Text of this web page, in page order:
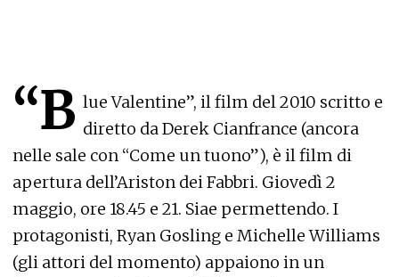
“B lue Valentine”, il film del 2010 scritto e
diretto da Derek Cianfrance (ancora
nelle sale con “Come un tuono”), è il film di
apertura dell’Ariston dei Fabbri. Giovedì 2
maggio, ore 18.45 e 21. Siae permettendo. I
protagonisti, Ryan Gosling e Michelle Williams
(gli attori del momento) appaiono in un